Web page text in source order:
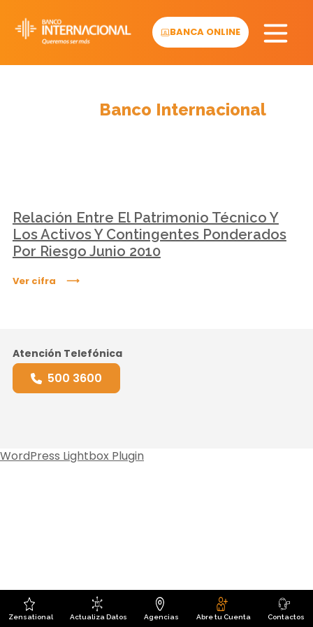
content
BANCA ONLINE
Banco Internacional
Relación Entre El Patrimonio Técnico Y
Los Activos Y Contingentes Ponderados
Por Riesgo Junio 2010
Ver cifra
Atención Telefónica
500 3600
Zensational Actualiza Datos Agencias Abre tu Cuenta Contactos
WordPress Lightbox Plugin